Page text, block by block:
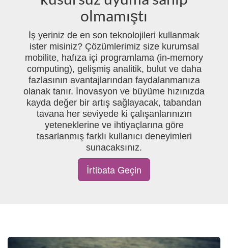
olmamıştı
İş yeriniz de en son teknolojileri kullanmak
ister misiniz? Çözümlerimiz size kurumsal
mobilite, hafıza içi programlama (in-memory
computing), gelişmiş analitik, bulut ve daha
fazlasının avantajlarından faydalanmanıza
olanak tanır. İnovasyon ve büyüme hızınızda
kayda değer bir artış sağlayacak, tabandan
tavana her seviyede ki çalışanlarınızın
yeteneklerine ve ihtiyaçlarına göre
tasarlanmış farklı kullanıcı deneyimleri
sunacaksınız.
İrtibata Geçin